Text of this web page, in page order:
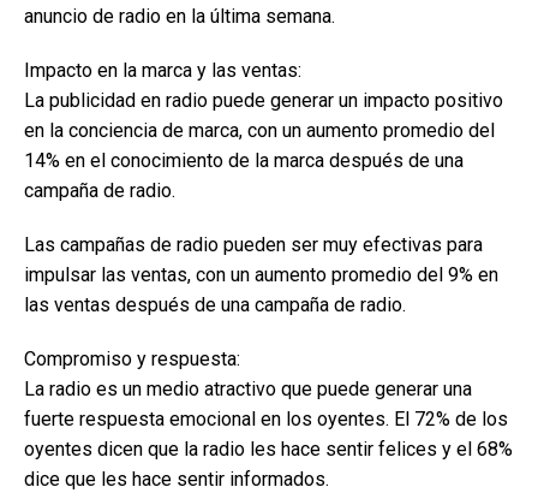
anuncio de radio en la última semana.
Impacto en la marca y las ventas:
La publicidad en radio puede generar un impacto positivo
en la conciencia de marca, con un aumento promedio del
14% en el conocimiento de la marca después de una
campaña de radio.
Las campañas de radio pueden ser muy efectivas para
impulsar las ventas, con un aumento promedio del 9% en
las ventas después de una campaña de radio.
Compromiso y respuesta:
La radio es un medio atractivo que puede generar una
fuerte respuesta emocional en los oyentes. El 72% de los
oyentes dicen que la radio les hace sentir felices y el 68%
dice que les hace sentir informados.